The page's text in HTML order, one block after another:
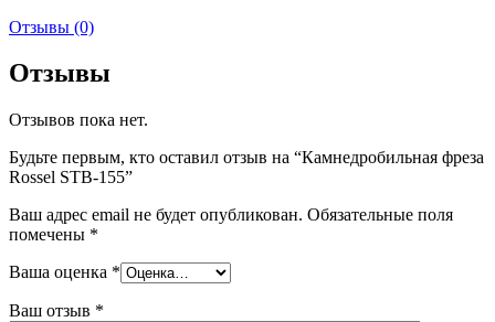
Отзывы (0)
Отзывы
Отзывов пока нет.
Будьте первым, кто оставил отзыв на “Камнедробильная фреза
Rossel STB-155”
Ваш адрес email не будет опубликован. Обязательные поля
помечены *
Ваша оценка *
Ваш отзыв *